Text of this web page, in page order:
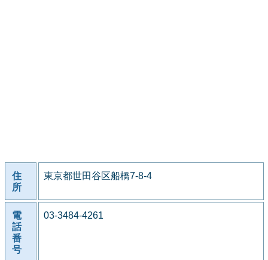
住
所
東京都世田谷区船橋7-8-4
電
話
番
号
03-3484-4261